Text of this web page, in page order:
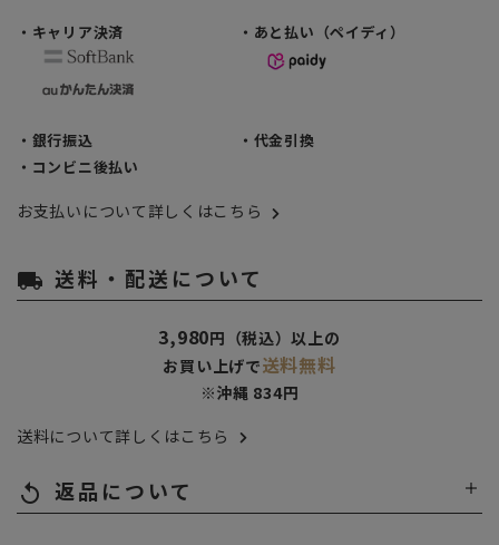
・キャリア決済 ・あと払い（ペイディ）
・銀行振込
・代金引換
・コンビニ後払い
お支払いについて詳しくはこちら
local_shipping 送料・配送について
3,980円（税込）以上の
お買い上げで送料無料
※沖縄 834円
送料について詳しくはこちら
replay 返品について